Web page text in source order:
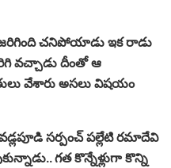
చనిపోయాడు ఇక రాడు
వచ్చాడు దీంతో ఆ
వేశారు అసలు విషయం
సర్పంచ్‌ పల్లేటి రమాదేవి
గత కొన్నేళ్లుగా కొన్ని